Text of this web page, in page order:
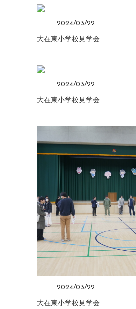
2024/03/22
大在東小学校見学会
2024/03/22
大在東小学校見学会
2024/03/22
大在東小学校見学会